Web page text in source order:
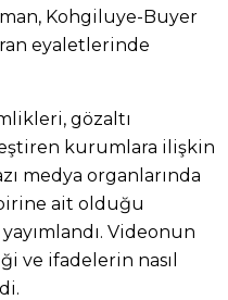
Kohgiluye-Buyer
eyaletlerinde
gözaltı
kurumlara ilişkin
medya organlarında
ait olduğu
Videonun
ve ifadelerin nasıl